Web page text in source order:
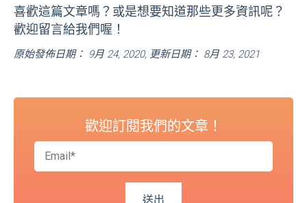
喜歡這篇文章嗎？或是想要知道那些更多資訊呢？
歡迎留言給我們喔！
原始發佈日期： 9月 24, 2020, 更新日期： 8月 23, 2021
歡迎訂閱我們的文章！